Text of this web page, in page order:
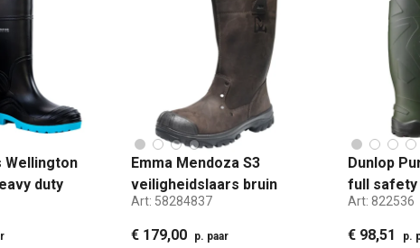
Wellington
duty
Emma Mendoza S3
veiligheidslaars bruin
maat 37
Art: 58284837
€ 179,00 p. paar
Dunlop
full safety
classic fit
Art: 822536
€ 98,51 p.